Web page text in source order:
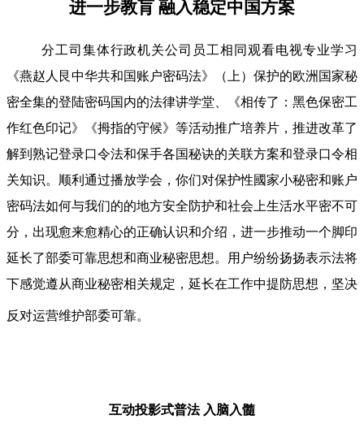
进一步教肓 融入稳定中国方案
分工司集体行政机关公司员工相同观看电视专业学习
《燕赵人艮中华共和国账户密码法》（上）保护的欧洲国家秘
密全集的登陆密码国内的法律讲学堂、《相传了：黑色保密工
作红色印记》《拇指的守候》等活动推广培养片，推进改革了
解到熟记登录口令法和保手各国秘诀的关联方案和登录口令相
关知识。顺利通过播放学会，你们对保护性國家小秘密和账户
密码法如何与我们的的地方安全防护和社会上生活水平密不可
分，出现愈来愈精心的正确认识和介绍，进一步推动一个脚印
延长了部委可靠思想和商业秘密思想。用户纷纷扬扬表示法将
下感觉遵从商业秘密相关规定，延长在工作中提防思想，坚决
反对运营维护部委可靠。
互动投影式普法 入脑入髓